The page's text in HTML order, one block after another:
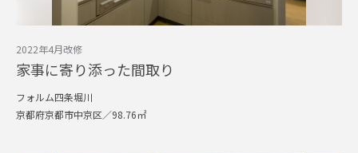
2022年4月改修
家事に寄り添った間取り
フォルム四条堀川
京都府京都市中京区／98.76㎡